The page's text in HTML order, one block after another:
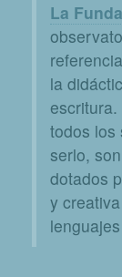
La
la
todos los
serlo,
dotados
y